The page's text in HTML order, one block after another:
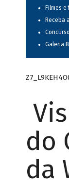
Filmes
Receba
Galeria
do
da